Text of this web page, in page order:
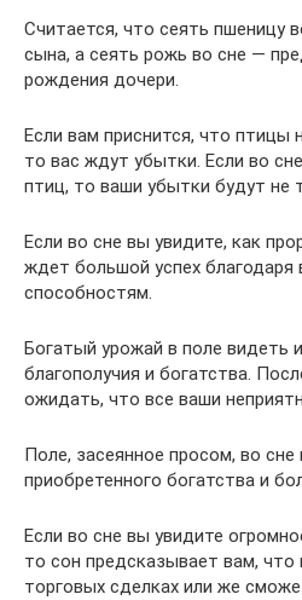
Считается, что сеять пшеницу
сына, а сеять рожь во сне —
рождения дочери.
Если вам приснится, что птицы
то вас ждут убытки. Если во
птиц, то ваши убытки будут не
Если во сне вы увидите, как
ждет большой успех
способностям.
Богатый урожай в поле видеть
благополучия и богатства.
ожидать, что все ваши
Поле, засеянное просом, во
приобретенного богатства и
Если во сне вы увидите
то сон предсказывает вам, что
торговых сделках или же